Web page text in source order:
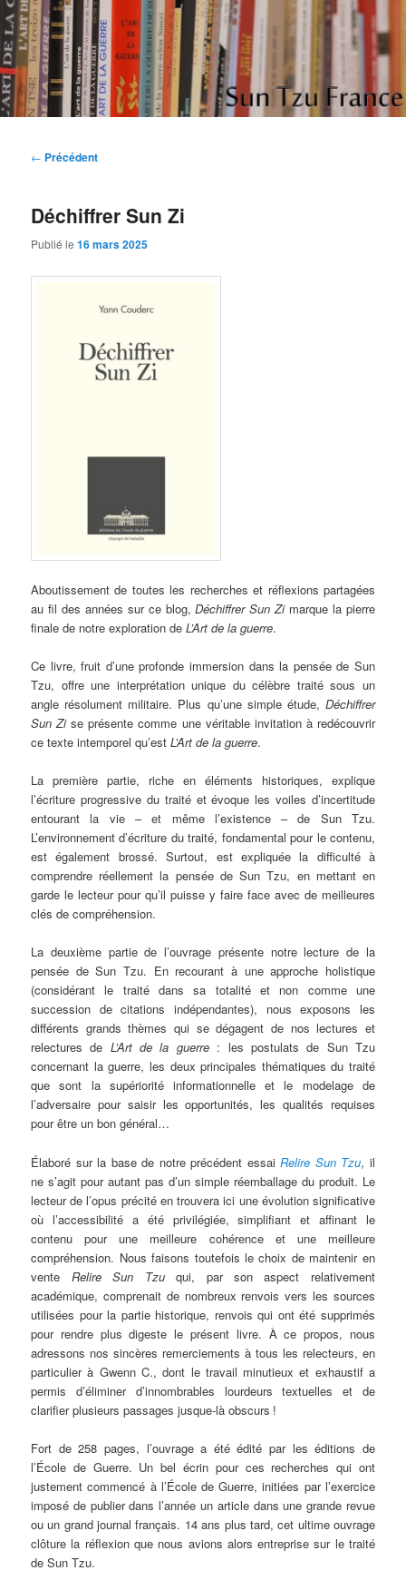
Aller
au
contenu
principalSun Tzu France
Etudes et réflexions sur "L'art de la guerre" de Sun Tzu
Navigation
← Précédent
Déchiffrer Sun Zi
Publié le16 mars 2025
Aboutissement de toutes les recherches et réflexions partagées
au fil des années sur ce blog,Déchiffrer Sun Zimarque la pierre
finale de notre exploration deL’Art de la guerre.
Ce livre, fruit d’une profonde immersion dans la pensée de Sun
Tzu, offre une interprétation unique du célèbre traité sous un
angle résolument militaire. Plus qu’une simple étude, Déchiffrer
Sun Zise présente comme une véritable invitation à redécouvrir
ce texte intemporel qu’estL’Art de la guerre.
La première partie, riche en éléments historiques, explique
l’écriture progressive du traité et évoque les voiles d’incertitude
entourant la vie – et même l’existence – de Sun Tzu.
L’environnement d’écriture du traité, fondamental pour le contenu,
est également brossé. Surtout, est expliquée la difficulté à
comprendre réellement la pensée de Sun Tzu, en mettant en
garde le lecteur pour qu’il puisse y faire face avec de meilleures
clés de compréhension.
La deuxième partie de l’ouvrage présente notre lecture de la
pensée de Sun Tzu. En recourant à une approche holistique
(considérant le traité dans sa totalité et non comme une
succession de citations indépendantes), nous exposons les
différents grands thèmes qui se dégagent de nos lectures et
relectures de L’Art de la guerre: les postulats de Sun Tzu
concernant la guerre, les deux principales thématiques du traité
que sont la supériorité informationnelle et le modelage de
l’adversaire pour saisir les opportunités, les qualités requises
pour être un bon général…
Élaboré sur la base de notre précédent essaiRelire Sun Tzu, il
ne s’agit pour autant pas d’un simple réemballage du produit. Le
lecteur de l’opus précité en trouvera ici une évolution significative
où l’accessibilité a été privilégiée, simplifiant et affinant le
contenu pour une meilleure cohérence et une meilleure
compréhension. Nous faisons toutefois le choix de maintenir en
vente Relire Sun Tzuqui, par son aspect relativement
académique, comprenait de nombreux renvois vers les sources
utilisées pour la partie historique, renvois qui ont été supprimés
pour rendre plus digeste le présent livre. À ce propos, nous
adressons nos sincères remerciements à tous les relecteurs, en
particulier à Gwenn C., dont le travail minutieux et exhaustif a
permis d’éliminer d’innombrables lourdeurs textuelles et de
clarifier plusieurs passages jusque-là obscurs !
Fort de 258 pages, l’ouvrage a été édité par les éditions de
l’École de Guerre. Un bel écrin pour ces recherches qui ont
justement commencé à l’École de Guerre, initiées par l’exercice
imposé de publier dans l’année un article dans une grande revue
ou un grand journal français. 14 ans plus tard, cet ultime ouvrage
clôture la réflexion que nous avions alors entreprise sur le traité
de Sun Tzu.